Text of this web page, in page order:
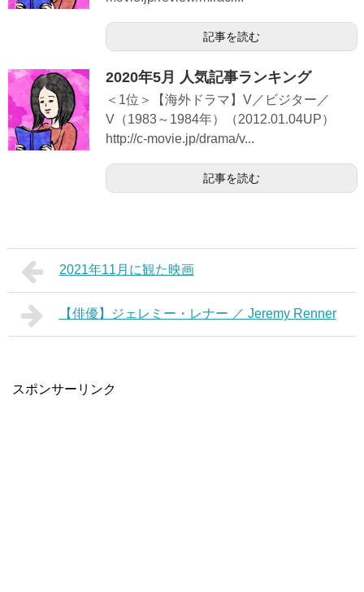
記事を読む
2020年5月 人気記事ランキング
＜1位＞【海外ドラマ】V／ビジター／
V（1983～1984年）（2012.01.04UP）
http://c-movie.jp/drama/v...
記事を読む
2021年11月に観た映画
【俳優】ジェレミー・レナー ／ Jeremy Renner
スポンサーリンク